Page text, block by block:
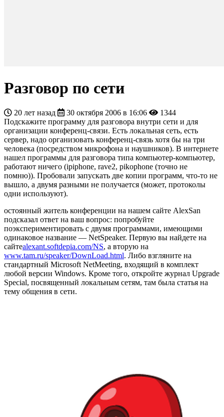
Разговор по сети
20 лет назад 30 октября 2006 в 16:06
1344
Подскажите программу для разговора внутри сети и для
организации конференц-связи. Есть локальная сеть, есть
сервер, надо организовать конференц-связь хотя бы на три
человека (посредством микрофона и наушников). В интернете
нашел программы для разговора типа компьютер-компьютер,
работают ничего (ipiphone, rave2, pikophone (точно не
помню)). Пробовали запускать две копии программ, что-то не
вышло, а двумя разными не получается (может, протоколы
одни используют).
остоянный житель конференции на нашем сайте AlexSan
подсказал ответ на ваш вопрос: попробуйте
поэкспериментировать с двумя программами, имеющими
одинаковое название — NetSpeaker. Первую вы найдете на
сайтеalexant.softdepia.com/NS, а вторую на
www.tam.ru/speaker/DownLoad.html. Либо взгляните на
стандартный Microsoft NetMeeting, входящий в комплект
любой версии Windows. Кроме того, откройте журнал Upgrade
Special, посвященный локальным сетям, там была статья на
тему общения в сети.